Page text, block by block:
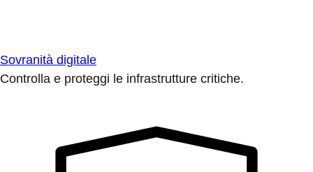
Sovranità digitale
Controlla e proteggi le infrastrutture critiche.